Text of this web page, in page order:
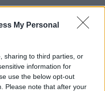
My Personal
sharing to third parties, or
information for
use the below opt-out
Please note that after your